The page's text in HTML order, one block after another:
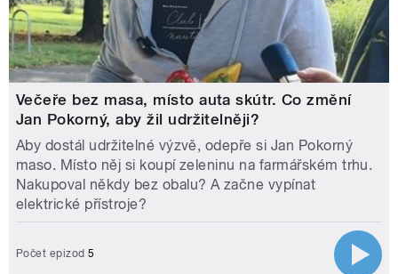
Večeře bez masa, místo auta skútr. Co změní
Jan Pokorný, aby žil udržitelněji?
Aby dostál udržitelné výzvě, odepře si Jan Pokorný
maso. Místo něj si koupí zeleninu na farmářském trhu.
Nakupoval někdy bez obalu? A začne vypínat
elektrické přístroje?
Počet epizod 5